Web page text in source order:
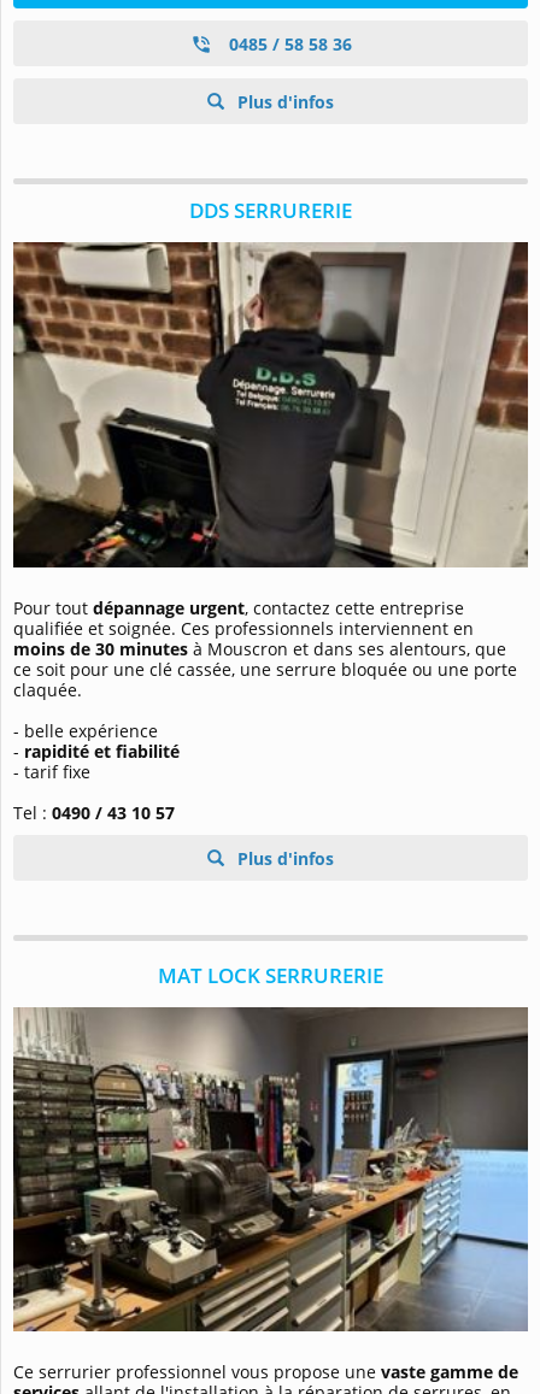
0485 / 58 58 36
Plus d'infos
DDS SERRURERIE
Pour tout dépannage urgent, contactez cette entreprise
qualifiée et soignée. Ces professionnels interviennent en
moins de 30 minutes à Mouscron et dans ses alentours, que
ce soit pour une clé cassée, une serrure bloquée ou une porte
claquée.
- belle expérience
- rapidité et fiabilité
- tarif fixe
Tel : 0490 / 43 10 57
Plus d'infos
MAT LOCK SERRURERIE
Ce serrurier professionnel vous propose une vaste gamme de